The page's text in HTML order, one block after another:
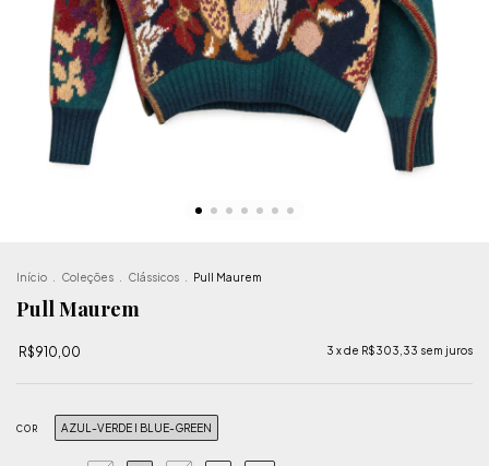
Início Coleções Clássicos Pull Maurem
Pull Maurem
R$910,00 3 x de R$303,33 sem juros
COR AZUL-VERDE I BLUE-GREEN